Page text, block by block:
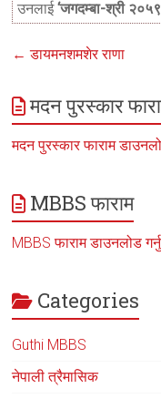
उनलाई‘जगदम्बा-श्री
← डायमनशमशेर राणा
मदन पुरस्कार
मदन पुरस्कार फाराम
MBBS फाराम
MBBS फाराम डाउनलोड
Categories
Guthi MBBS
नेपाली त्रैमासिक